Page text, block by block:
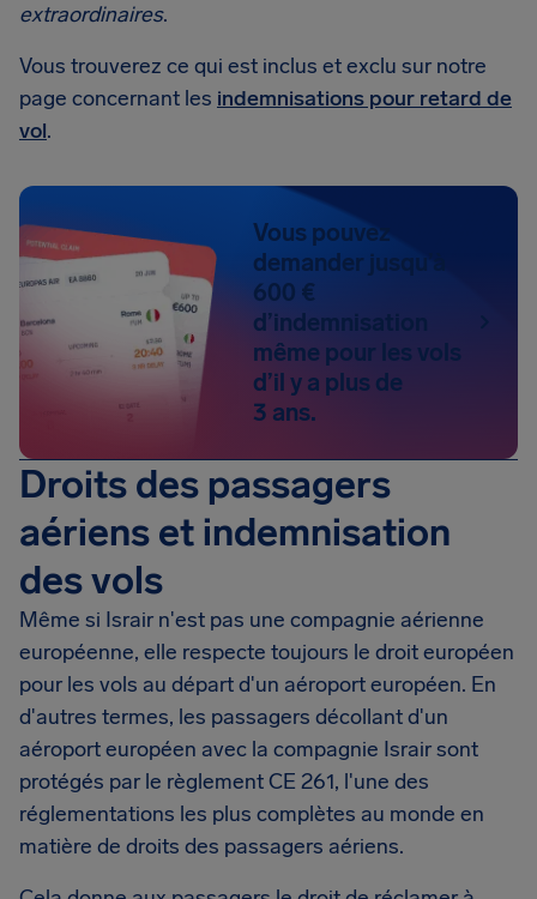
extraordinaires.
Vous trouverez ce qui est inclus et exclu sur notre
page concernant les indemnisations pour retard de
vol.
Vous pouvez
demander jusqu’à
600 €
d’indemnisation
même pour les vols
d’il y a plus de
3 ans.
Droits des passagers
aériens et indemnisation
des vols
Même si Israir n'est pas une compagnie aérienne
européenne, elle respecte toujours le droit européen
pour les vols au départ d'un aéroport européen. En
d'autres termes, les passagers décollant d'un
aéroport européen avec la compagnie Israir sont
protégés par le règlement CE 261, l'une des
réglementations les plus complètes au monde en
matière de droits des passagers aériens.